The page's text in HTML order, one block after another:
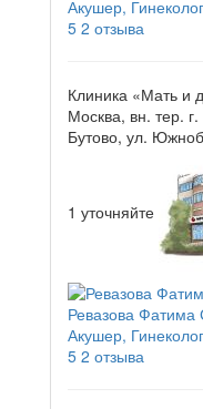
Акушер, Гинеколог
5 2 отзыва
Клиника «Мать и
Москва, вн. тер.
Бутово, ул.
1 уточняйте
Ревазова Фатима
Акушер, Гинеколог
5 2 отзыва